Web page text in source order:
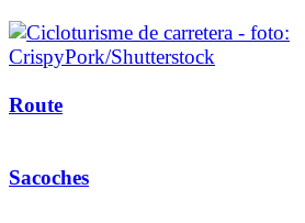
Route
Sacoches